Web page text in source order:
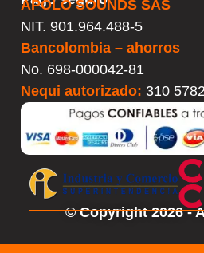
APOLO SOUNDS SAS
NIT. 901.964.488-5
Bancolombia – ahorros
No. 698-000042-81
Nequi autorizado: 310
© Copyright 2026 -